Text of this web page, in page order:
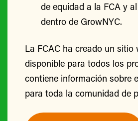
de equidad a la FCA y
dentro de GrowNYC.
La FCAC ha creado un
disponible para todos los
contiene información sobre
para toda la comunidad de